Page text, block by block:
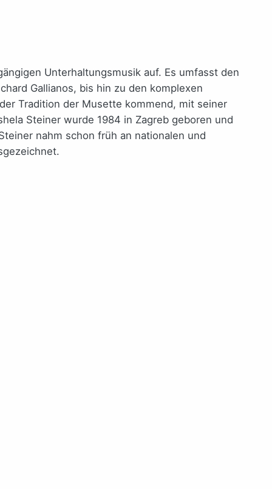
Unterhaltungsmusik auf. Es umfasst den
Gallianos, bis hin zu den komplexen
Tradition der Musette kommend, mit seiner
Steiner wurde 1984 in Zagreb geboren und
nahm schon früh an nationalen und